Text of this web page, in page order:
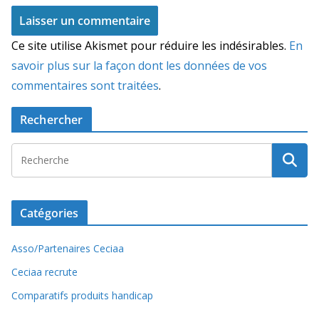
Ce site utilise Akismet pour réduire les indésirables. En
savoir plus sur la façon dont les données de vos
commentaires sont traitées.
Rechercher
Catégories
Asso/Partenaires Ceciaa
Ceciaa recrute
Comparatifs produits handicap